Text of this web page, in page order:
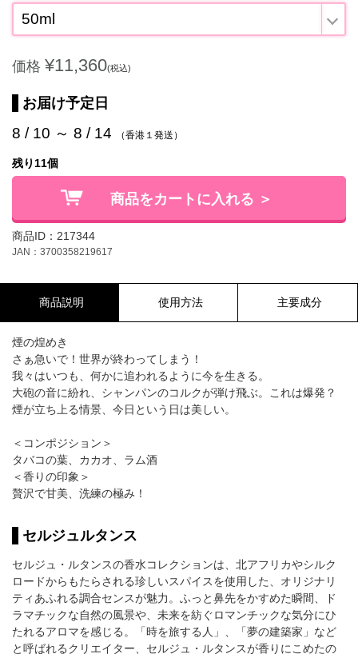
50ml
価格 ¥11,360(税込)
お届け予定日
8 / 10 ～ 8 / 14 （香港１発送）
残り11個
商品をカートに入れる ＞
商品ID：217344
JAN：3700358219617
商品説明 使用方法 主要成分
煙の煌めき
さぁ急いで！世界が終わってしまう！
我々はいつも、何かに追われるように今を生きる。
大砲の音に紛れ、シャンパンのコルクが弾け飛ぶ。これは爆発？
煙が立ち上る情景、今日という日は美しい。
＜コンポジション＞
タバコの葉、カカオ、ラム酒
＜香りの印象＞
贅沢で甘美、洗練の極み！
セルジュルタンス
セルジュ・ルタンスの香水コレクションは、北アフリカやシルク
ロードからもたらされる珍しいスパイスを使用した、オリジナリ
ティあふれる調合センスが魅力。ふっと鼻先をかすめた瞬間、ド
ラマチックな自然の風景や、未来を紡ぐロマンチックな気分にひ
たれるアロマを感じる。「時を旅する人」、「夢の建築家」など
と呼ばれるクリエイター、セルジュ・ルタンスが香りにこめたの